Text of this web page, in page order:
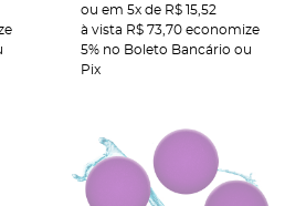
ou em 5xde R$ 15,52
à vista R$ 73,70economize
5% no Boleto Bancário ou
Pix